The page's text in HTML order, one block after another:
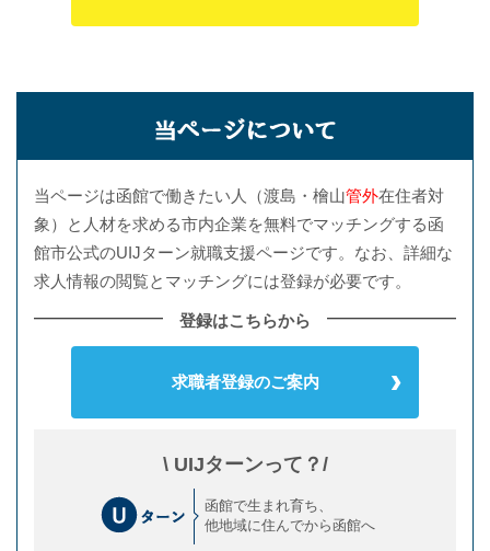
当ページは函館で働きたい人（渡島・檜山管外在住者対
象）と人材を求める市内企業を無料でマッチングする函
館市公式のUIJターン就職支援ページです。なお、詳細な
求人情報の閲覧とマッチングには登録が必要です。
登録はこちらから
求職者登録のご案内
\ UIJターンって？/
函館で生まれ育ち、
他地域に住んでから函館へ